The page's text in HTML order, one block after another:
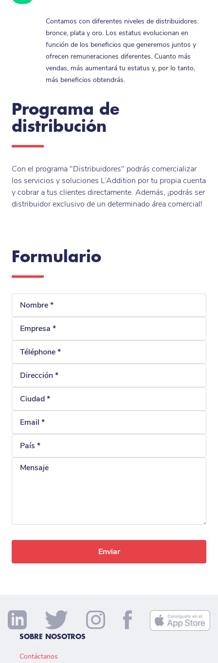
Contamos con diferentes niveles de distribuidores:
bronce, plata y oro. Los estatus evolucionan en
función de los beneficios que generemos juntos y
ofrecen remuneraciones diferentes. Cuanto más
vendas, más aumentará tu estatus y, por lo tanto,
más beneficios obtendrás.
Programa de
distribución
Con el programa "Distribuidores" podrás comercializar
los servicios y soluciones L’Addition por tu propia cuenta
y cobrar a tus clientes directamente. Además, ¡podrás ser
distribuidor exclusivo de un determinado área comercial!
Formulario
Nombre
Empresa
Téléphone
Direción
Ciudad
Email
País
Mensaje
SOBRE NOSOTROS
Contáctanos